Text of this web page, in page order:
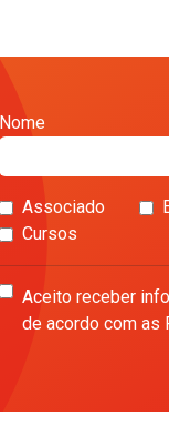
Nome
Associado
Cursos
Aceito receber
de acordo com as